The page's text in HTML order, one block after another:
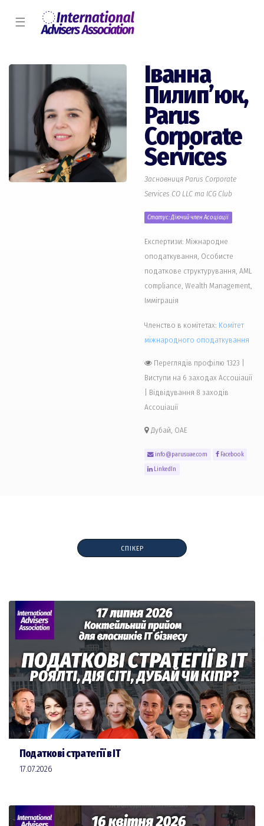
☰
Іванна
Пилип’юк,
Parus
Corporate
Services
Засновниця Parus Corporate
Services CO LLC та ICG Club
Статус: Діючий член Асоціації
Експертизи: Міжнародне
оподаткування, Особисте
податкове структурування, AML
compliance, Wealth Management,
Імміграція
Членство в комітетах: Комiтет
міжнародного оподаткування
Переглядів профілю 1323
Виступи на 6 заходах Ассоціації
| Відвідування 8 заходів
Ассоціації
Дубай, ОАЕ
info@parusuae.com
Facebook
LinkedIn
СПІКЕР
Податкові стратегії в ІТ
17.07.2026